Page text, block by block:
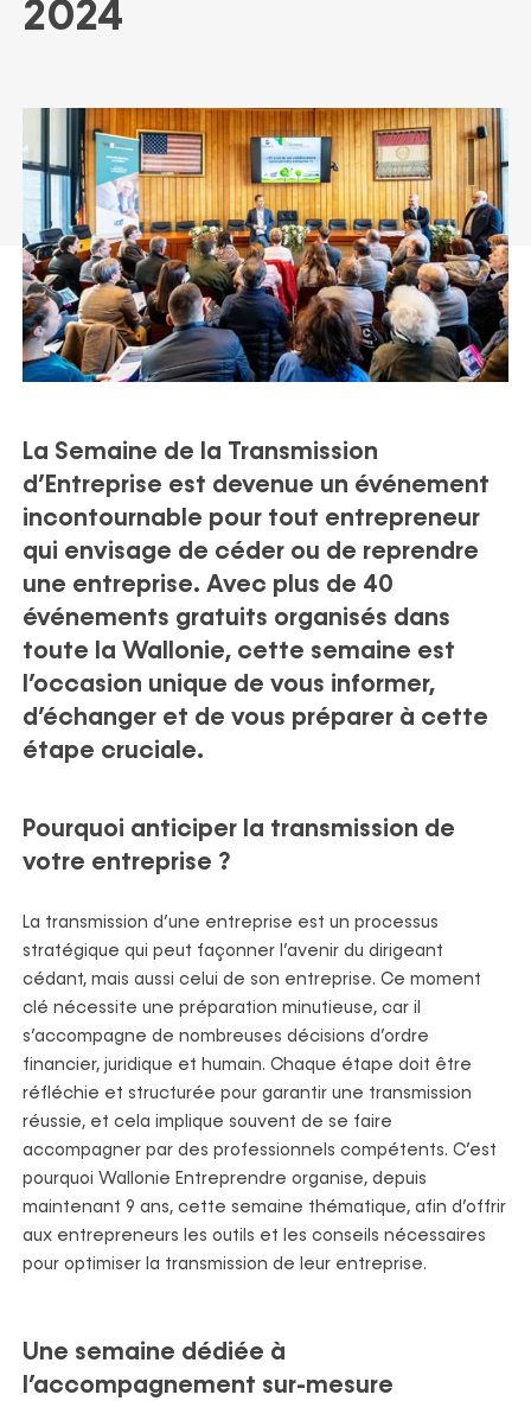
ESG
publications
2024
La Semaine de la Transmission
d’Entreprise est devenue un événement
incontournable pour tout entrepreneur
qui envisage de céder ou de reprendre
une entreprise. Avec plus de 40
événements gratuits organisés dans
toute la Wallonie, cette semaine est
l’occasion unique de vous informer,
d’échanger et de vous préparer à cette
étape cruciale.
Pourquoi anticiper la transmission de
votre entreprise ?
La transmission d’une entreprise est un processus
stratégique qui peut façonner l’avenir du dirigeant
cédant, mais aussi celui de son entreprise. Ce moment
clé nécessite une préparation minutieuse, car il
s’accompagne de nombreuses décisions d’ordre
financier, juridique et humain. Chaque étape doit être
réfléchie et structurée pour garantir une transmission
réussie, et cela implique souvent de se faire
accompagner par des professionnels compétents. C’est
pourquoi Wallonie Entreprendre organise, depuis
maintenant 9 ans, cette semaine thématique, afin d’offrir
aux entrepreneurs les outils et les conseils nécessaires
pour optimiser la transmission de leur entreprise.
Une semaine dédiée à
l’accompagnement sur-mesure